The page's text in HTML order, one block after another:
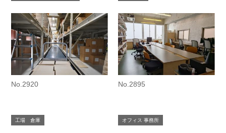
No.2920
工場 倉庫
No.2895
オフィス 事務所